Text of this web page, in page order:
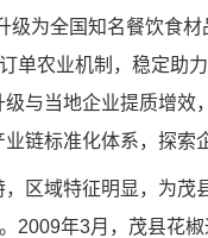
级为全国知名餐饮食
单农业机制，稳定助
与当地企业提质增效
链标准化体系，探索
区域特征明显，为茂
2009年3月，茂县花椒